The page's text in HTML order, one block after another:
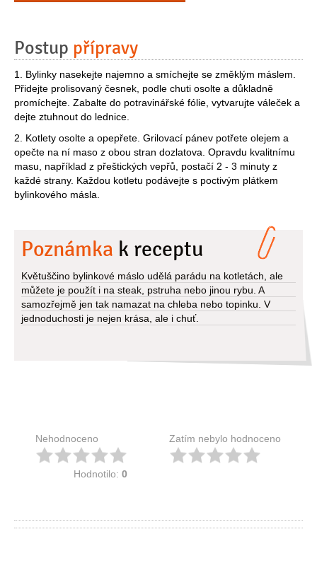
Postup přípravy
1. Bylinky nasekejte najemno a smíchejte se změklým máslem.
Přidejte prolisovaný česnek, podle chuti osolte a důkladně
promíchejte. Zabalte do potravinářské fólie, vytvarujte váleček a
dejte ztuhnout do lednice.
2. Kotlety osolte a opepřete. Grilovací pánev potřete olejem a
opečte na ní maso z obou stran dozlatova. Opravdu kvalitnímu
masu, například z přeštických vepřů, postačí 2 - 3 minuty z
každé strany. Každou kotletu podávejte s poctivým plátkem
bylinkového másla.
Poznámka k receptu
Květuščino bylinkové máslo udělá parádu na kotletách, ale
můžete je použít i na steak, pstruha nebo jinou rybu. A
samozřejmě jen tak namazat na chleba nebo topinku. V
jednoduchosti je nejen krása, ale i chuť.
Nehodnoceno
Hodnotilo: 0
Zatím nebylo hodnoceno